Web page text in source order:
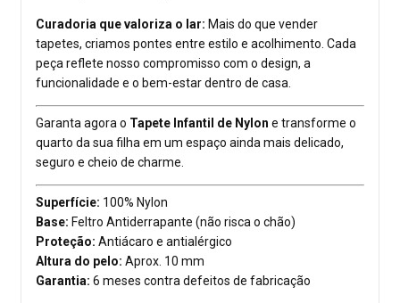
Curadoria que valoriza o lar: Mais do que vender
tapetes, criamos pontes entre estilo e acolhimento. Cada
peça reflete nosso compromisso com o design, a
funcionalidade e o bem-estar dentro de casa.
Garanta agora o Tapete Infantil de Nylon e transforme o
quarto da sua filha em um espaço ainda mais delicado,
seguro e cheio de charme.
Superfície: 100% Nylon
Base: Feltro Antiderrapante (não risca o chão)
Proteção: Antiácaro e antialérgico
Altura do pelo: Aprox. 10 mm
Garantia: 6 meses contra defeitos de fabricação